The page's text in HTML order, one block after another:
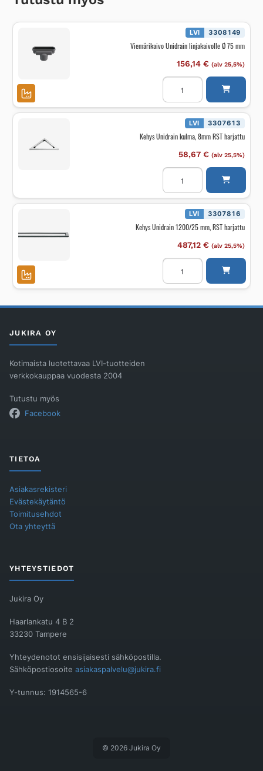
LVI 3308149
Viemärikaivo Unidrain linjakaivolle Ø 75 mm
156,14 € (alv 25,5%)
Viemärikaivo
Unidrain
linjakaivolle
Ø
75
määrä
LVI 3307613
Kehys Unidrain kulma, 8mm RST harjattu
58,67 € (alv 25,5%)
Kehys
Unidrain
kulma,
8mm
RST
harjattu
määrä
LVI 3307816
Kehys Unidrain 1200/25 mm, RST harjattu
487,12 € (alv 25,5%)
Kehys
Unidrain
1200/25
mm,
määrä
JUKIRA OY
Kotimaista luotettavaa LVI-tuotteiden
verkkokauppaa vuodesta 2004
Tutustu myös
Facebook
TIETOA
Asiakasrekisteri
Evästekäytäntö
Toimitusehdot
Ota yhteyttä
YHTEYSTIEDOT
Jukira Oy
Haarlankatu 4 B 2
33230 Tampere
Yhteydenotot ensisijaisesti sähköpostilla.
Sähköpostiosoite asiakaspalvelu@jukira.fi
Y-tunnus: 1914565-6
© 2026 Jukira Oy